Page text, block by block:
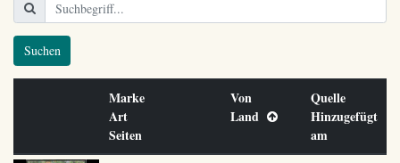
Suchen
Marke
Art
Seiten
Von
Land
Quelle
Hinzugefügt
am